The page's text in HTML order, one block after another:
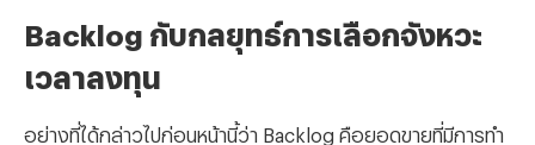
Backlog กับกลยุทธ์การเลือกจังหวะ
เวลาลงทุน
อย่างที่ได้กล่าวไปก่อนหน้านี้ว่า Backlog คือยอดขายที่มีการทำ